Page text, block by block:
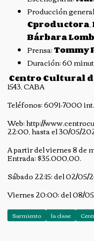
Producción
Cproductora,
Bárbara
Prensa:Tommy
Duración: 60
Centro Cultural
1543, CABA
Teléfonos: 6091-7000 int.
Web: http://
22:00, hasta el 30/05/
A partir del viernes 8 de
Entrada: $35.000,00.
Sábado 22:15: del 02/
Viernes 20:00: del 08/
Sarmiento la clase